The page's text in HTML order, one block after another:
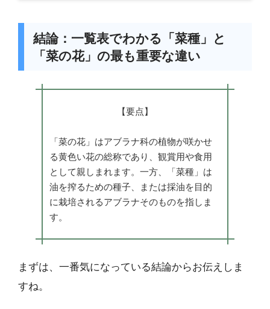
結論：一覧表でわかる「菜種」と
「菜の花」の最も重要な違い
【要点】
「菜の花」はアブラナ科の植物が咲かせ
る黄色い花の総称であり、観賞用や食用
として親しまれます。一方、「菜種」は
油を搾るための種子、または採油を目的
に栽培されるアブラナそのものを指しま
す。
まずは、一番気になっている結論からお伝えしま
すね。